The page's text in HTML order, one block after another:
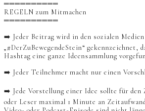
══════════
REGELN zum Mitmachen
══════════
➡️ Jeder Beitrag wird in den sozialen
„#DerZuBewegendeStein“ gekennzeichnet,
Hashtag eine ganze Ideensammlung
➡️ Jeder Teilnehmer macht nur einen
➡️ Jede Vorstellung einer Idee sollte für den
oder Leser maximal 1 Minute an